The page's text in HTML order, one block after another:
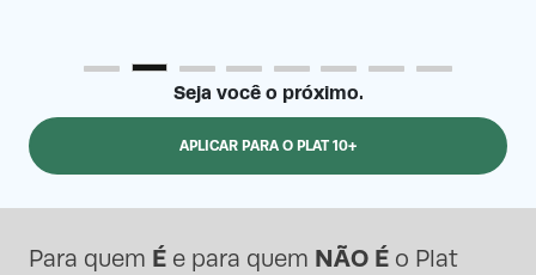
Seja você o próximo.
APLICAR PARA O PLAT 10+
Para quem É e para quem NÃO É o Plat